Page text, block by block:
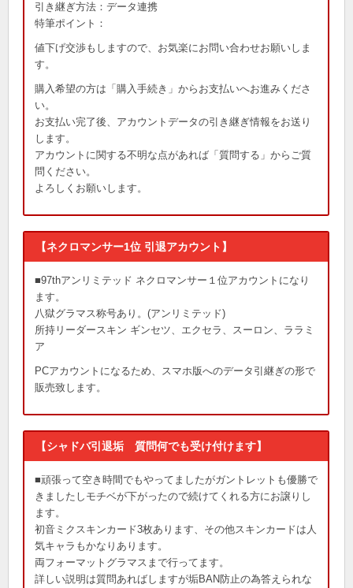
引き継ぎ方法：データ連携
特筆ポイント：
値下げ交渉もしますので、お気楽にお問い合わせお願いしま
す。
購入希望の方は「購入手続き」からお支払いへお進みくださ
い。
お支払い完了後、アカウントデータの引き継ぎ情報をお送り
します。
アカウントに関する不明な点があれば「質問する」からご質
問ください。
よろしくお願いします。
【ネクロマンサー1位 引退アカウント】
■97thアンリミテッド ネクロマンサー１位アカウントになり
ます。
八獄グラマス称号あり。(アンリミテッド)
所持リーダースキン ギンセツ、エクセラ、スーロン、ララミ
ア
PCアカウントになるため、スマホ版へのデータ引継ぎの形で
販売致します。
【シャドバ引退垢 質問何でも受け付けます】
■頑張って空き時間でもやってましたがガントレットも優勝で
きましたしモチベが下がったので続けてくれる方にお譲りし
ます。
初音ミクスキンカード3枚あります、その他スキンカードは人
気キャラもかなりあります。
両フォーマットグラマスまで行ってます。
詳しい説明は質問あればしますが垢BAN防止の為答えられな